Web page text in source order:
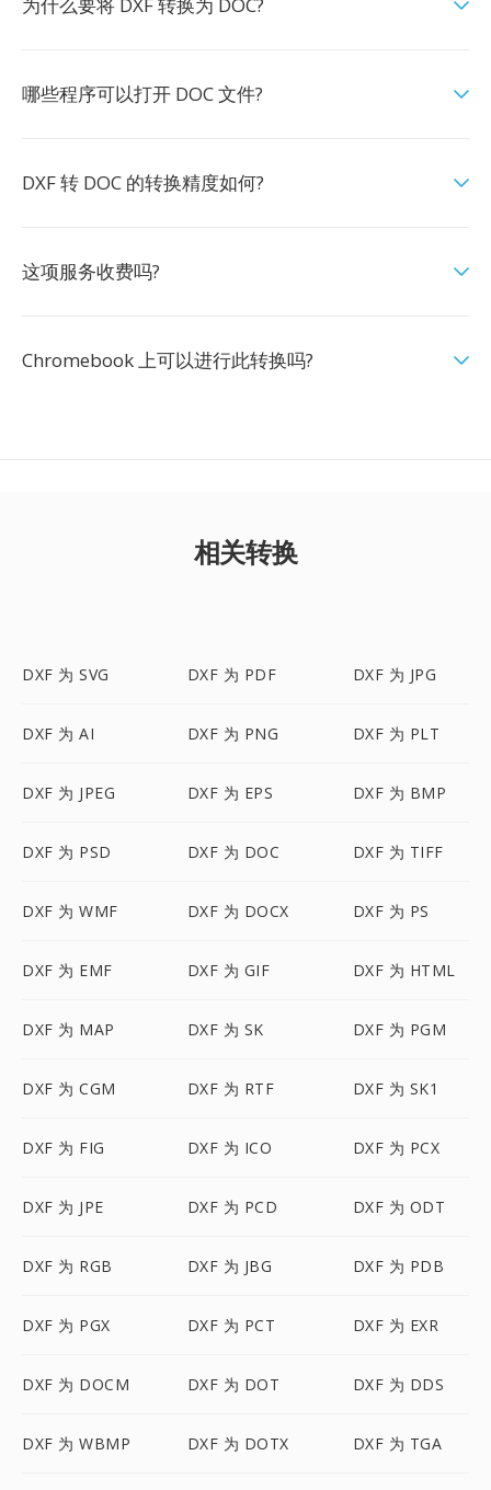
哪些程序可以打开 DOC 文件?
DXF 转 DOC 的转换精度如何?
这项服务收费吗?
Chromebook 上可以进行此转换吗?
相关转换
DXF 为 SVG DXF 为 PDF DXF 为 JPG
DXF 为 AI DXF 为 PNG DXF 为 PLT
DXF 为 JPEG DXF 为 EPS DXF 为 BMP
DXF 为 PSD DXF 为 DOC DXF 为 TIFF
DXF 为 WMF DXF 为 DOCX DXF 为 PS
DXF 为 EMF DXF 为 GIF DXF 为 HTML
DXF 为 MAP DXF 为 SK DXF 为 PGM
DXF 为 CGM DXF 为 RTF DXF 为 SK1
DXF 为 FIG DXF 为 ICO DXF 为 PCX
DXF 为 JPE DXF 为 PCD DXF 为 ODT
DXF 为 RGB DXF 为 JBG DXF 为 PDB
DXF 为 PGX DXF 为 PCT DXF 为 EXR
DXF 为 DOCM DXF 为 DOT DXF 为 DDS
DXF 为 WBMP DXF 为 DOTX DXF 为 TGA